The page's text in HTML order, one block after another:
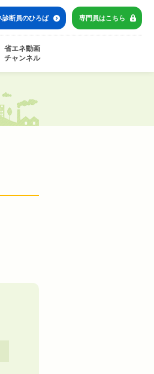
診断員のひろば 専門員はこちら
省エネ動画
チャンネル